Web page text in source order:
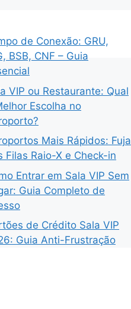
de Conexão: GRU,
BSB, CNF – Guia
VIP ou Restaurante: Qual
Escolha no
Mais Rápidos: Fuja
Filas Raio-X e Check-in
Entrar em Sala VIP Sem
Guia Completo de
de Crédito Sala VIP
Guia Anti-Frustração